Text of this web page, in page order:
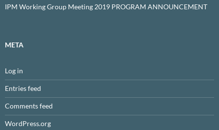
IPM Working Group Meeting 2019 PROGRAM ANNOUNCEMENT
META
Log in
Entries feed
Comments feed
WordPress.org